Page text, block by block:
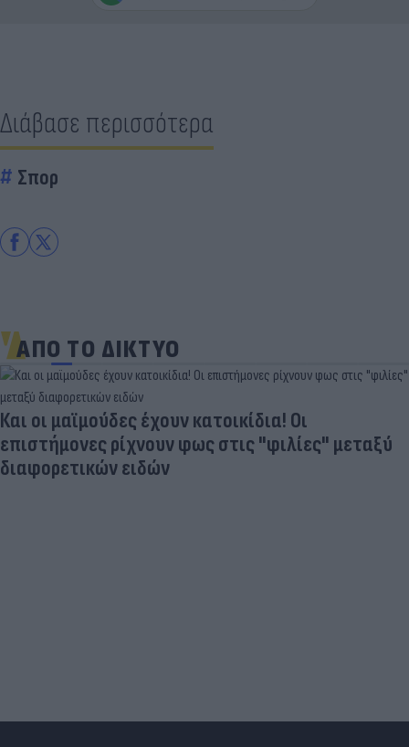
Διάβασε περισσότερα
Σπορ
ΑΠΟ ΤΟ ΔΙΚΤΥΟ
Και οι μαϊμούδες έχουν κατοικίδια! Οι
επιστήμονες ρίχνουν φως στις "φιλίες" μεταξύ
διαφορετικών ειδών